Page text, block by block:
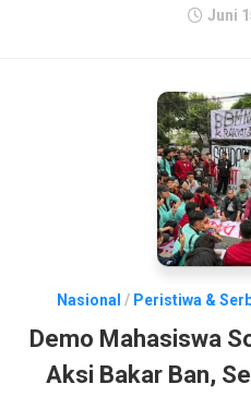
Juni
Nasional / Peristiwa &
Demo Mahasiswa
Aksi Bakar Ban,